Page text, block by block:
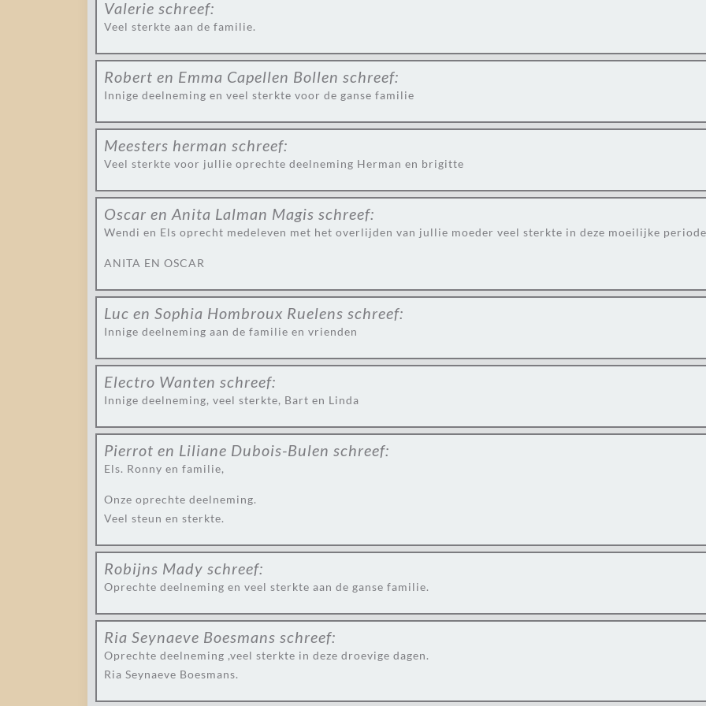
Valerie schreef:
Veel sterkte aan de familie.
Robert en Emma Capellen Bollen schreef:
Innige deelneming en veel sterkte voor de ganse familie
Meesters herman schreef:
Veel sterkte voor jullie oprechte deelneming Herman en brigitte
Oscar en Anita Lalman Magis schreef:
Wendi en Els oprecht medeleven met het overlijden van jullie moeder veel sterkte in deze moeilijke periode
ANITA EN OSCAR
Luc en Sophia Hombroux Ruelens schreef:
Innige deelneming aan de familie en vrienden
Electro Wanten schreef:
Innige deelneming, veel sterkte, Bart en Linda
Pierrot en Liliane Dubois-Bulen schreef:
Els. Ronny en familie,
Onze oprechte deelneming.
Veel steun en sterkte.
Robijns Mady schreef:
Oprechte deelneming en veel sterkte aan de ganse familie.
Ria Seynaeve Boesmans schreef:
Oprechte deelneming ,veel sterkte in deze droevige dagen.
Ria Seynaeve Boesmans.